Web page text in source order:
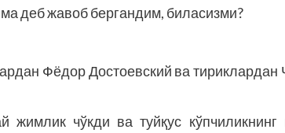
деб жавоб бергандим, биласизми?
Фёдор Достоевский ва тириклардан
жимлик чўкди ва туйқус кўпчиликнинг